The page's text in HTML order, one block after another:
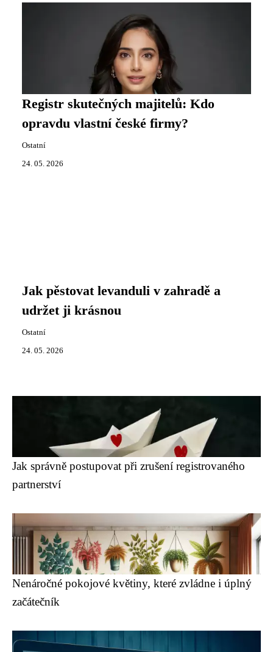
Registr skutečných majitelů: Kdo
opravdu vlastní české firmy?
Ostatní
24. 05. 2026
Jak pěstovat levanduli v zahradě a
udržet ji krásnou
Ostatní
24. 05. 2026
Jak správně postupovat při zrušení registrovaného
partnerství
Nenáročné pokojové květiny, které zvládne i úplný
začátečník